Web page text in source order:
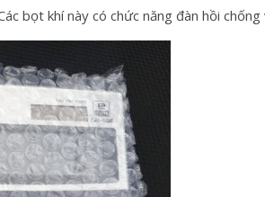
bọt khí này có chức năng đàn hồi chống